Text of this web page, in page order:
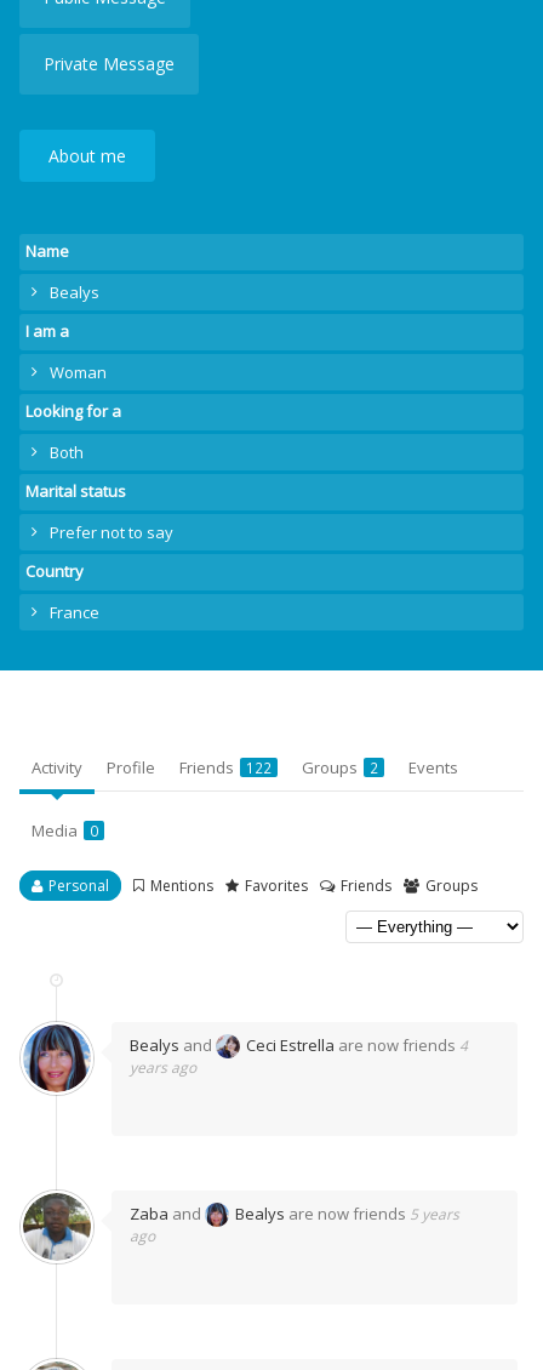
Private Message
About me
Name
Bealys
I am a
Woman
Looking for a
Both
Marital status
Prefer not to say
Country
France
Activity Profile Friends 122 Groups 2 Events
Media 0
Personal Mentions Favorites Friends Groups
Bealys and Ceci Estrella are now friends 4
years ago
Zaba and Bealys are now friends 5 years
ago